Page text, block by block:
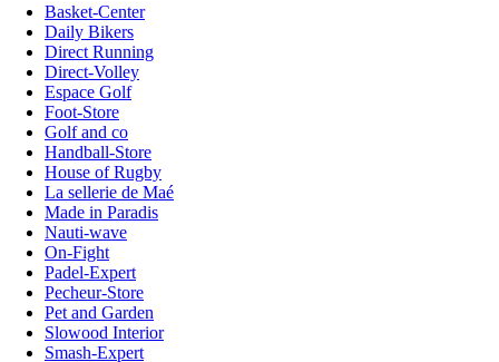
Basket-Center
Daily Bikers
Direct Running
Direct-Volley
Espace Golf
Foot-Store
Golf and co
Handball-Store
House of Rugby
La sellerie de Maé
Made in Paradis
Nauti-wave
On-Fight
Padel-Expert
Pecheur-Store
Pet and Garden
Slowood Interior
Smash-Expert